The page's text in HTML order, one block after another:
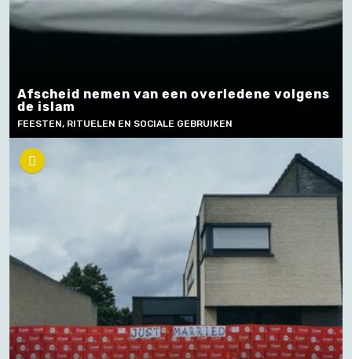
Afscheid nemen van een overledene volgens
de islam
FEESTEN, RITUELEN EN SOCIALE GEBRUIKEN